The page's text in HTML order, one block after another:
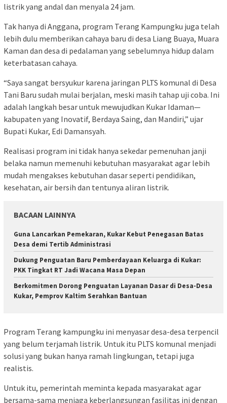
listrik yang andal dan menyala 24 jam.
Tak hanya di Anggana, program Terang Kampungku juga telah
lebih dulu memberikan cahaya baru di desa Liang Buaya, Muara
Kaman dan desa di pedalaman yang sebelumnya hidup dalam
keterbatasan cahaya.
“Saya sangat bersyukur karena jaringan PLTS komunal di Desa
Tani Baru sudah mulai berjalan, meski masih tahap uji coba. Ini
adalah langkah besar untuk mewujudkan Kukar Idaman—
kabupaten yang Inovatif, Berdaya Saing, dan Mandiri,” ujar
Bupati Kukar, Edi Damansyah.
Realisasi program ini tidak hanya sekedar pemenuhan janji
belaka namun memenuhi kebutuhan masyarakat agar lebih
mudah mengakses kebutuhan dasar seperti pendidikan,
kesehatan, air bersih dan tentunya aliran listrik.
BACAAN LAINNYA
Guna Lancarkan Pemekaran, Kukar Kebut Penegasan Batas
Desa demi Tertib Administrasi
Dukung Penguatan Baru Pemberdayaan Keluarga di Kukar:
PKK Tingkat RT Jadi Wacana Masa Depan
Berkomitmen Dorong Penguatan Layanan Dasar di Desa-Desa
Kukar, Pemprov Kaltim Serahkan Bantuan
Program Terang kampungku ini menyasar desa-desa terpencil
yang belum terjamah listrik. Untuk itu PLTS komunal menjadi
solusi yang bukan hanya ramah lingkungan, tetapi juga
realistis.
Untuk itu, pemerintah meminta kepada masyarakat agar
bersama-sama menjaga keberlangsungan fasilitas ini dengan